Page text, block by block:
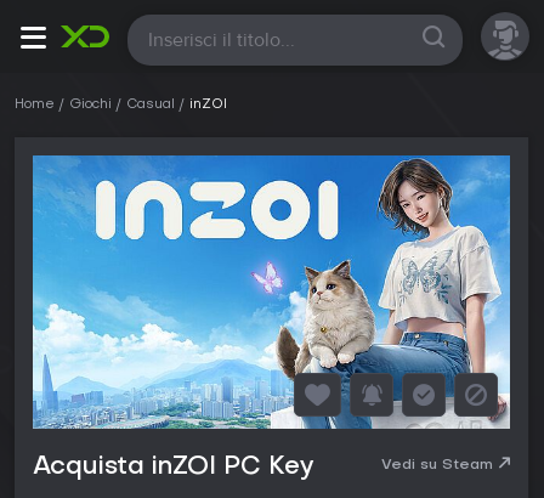
Tutte
Home Giochi Casual inZOI
Acquista inZOI PC Key Vedi su Steam